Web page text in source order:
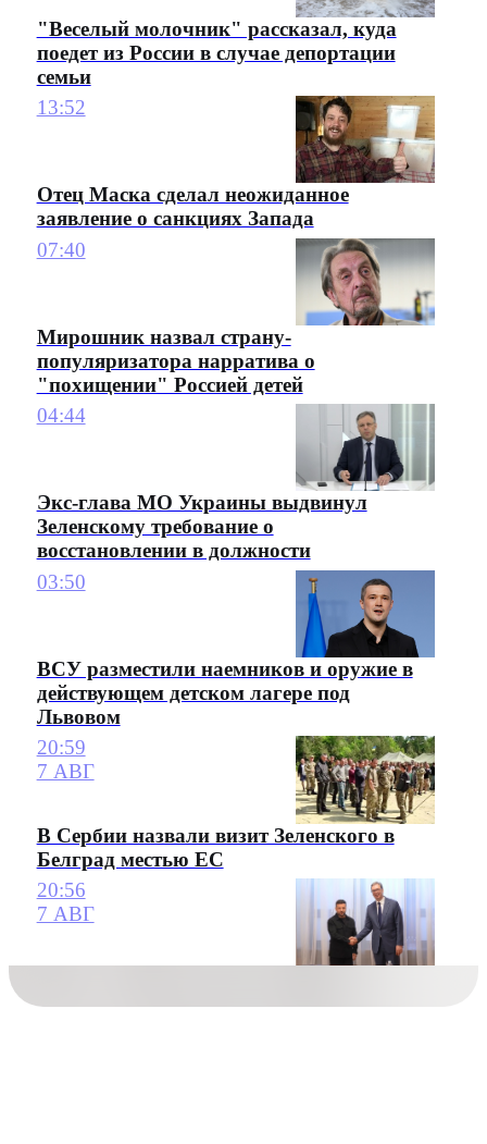
"Веселый молочник" рассказал, куда
поедет из России в случае депортации
семьи
13:52
Отец Маска сделал неожиданное
заявление о санкциях Запада
07:40
Мирошник назвал страну-
популяризатора нарратива о
"похищении" Россией детей
04:44
Экс-глава МО Украины выдвинул
Зеленскому требование о
восстановлении в должности
03:50
ВСУ разместили наемников и оружие в
действующем детском лагере под
Львовом
20:59
7 АВГ
В Сербии назвали визит Зеленского в
Белград местью ЕС
20:56
7 АВГ